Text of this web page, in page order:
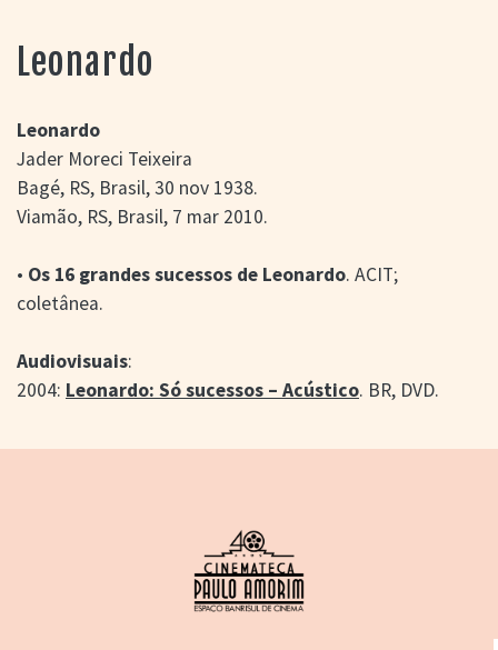
PORTAL DO
> APRESENTAÇÃO
> LISTA DE FILMES
> FILMOGRAFIAS DE
CINEASTAS
> BIBLIOGRAFIAS
CONTATO E
Leonardo
Leonardo
Jader Moreci Teixeira
Bagé, RS, Brasil, 30 nov 1938.
Viamão, RS, Brasil, 7 mar 2010.
• Os 16 grandes sucessos de Leonardo. ACIT;
coletânea.
Audiovisuais:
2004: Leonardo: Só sucessos – Acústico. BR, DVD.